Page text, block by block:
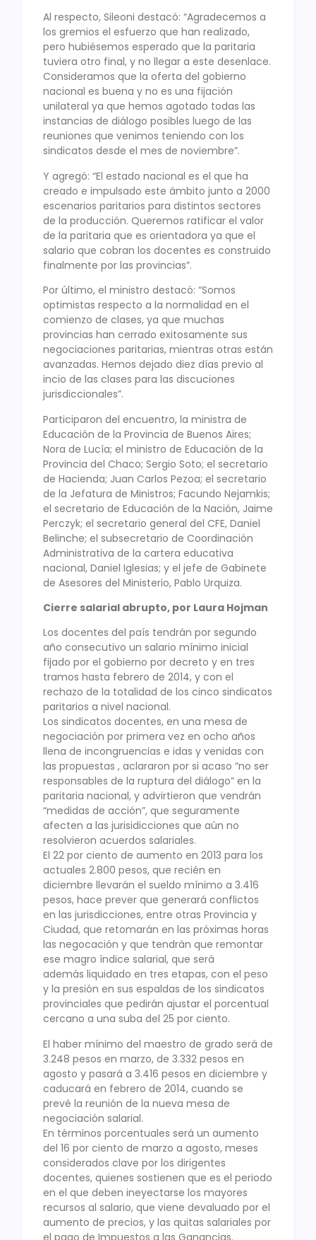
Al respecto, Sileoni destacó: “Agradecemos a
los gremios el esfuerzo que han realizado,
pero hubiésemos esperado que la paritaria
tuviera otro final, y no llegar a este desenlace.
Consideramos que la oferta del gobierno
nacional es buena y no es una fijación
unilateral ya que hemos agotado todas las
instancias de diálogo posibles luego de las
reuniones que venimos teniendo con los
sindicatos desde el mes de noviembre”.
Y agregó: “El estado nacional es el que ha
creado e impulsado este ámbito junto a 2000
escenarios paritarios para distintos sectores
de la producción. Queremos ratificar el valor
de la paritaria que es orientadora ya que el
salario que cobran los docentes es construido
finalmente por las provincias”.
Por último, el ministro destacó: “Somos
optimistas respecto a la normalidad en el
comienzo de clases, ya que muchas
provincias han cerrado exitosamente sus
negociaciones paritarias, mientras otras están
avanzadas. Hemos dejado diez días previo al
incio de las clases para las discuciones
jurisdiccionales”.
Participaron del encuentro, la ministra de
Educación de la Provincia de Buenos Aires;
Nora de Lucía; el ministro de Educación de la
Provincia del Chaco; Sergio Soto; el secretario
de Hacienda; Juan Carlos Pezoa; el secretario
de la Jefatura de Ministros; Facundo Nejamkis;
el secretario de Educación de la Nación, Jaime
Perczyk; el secretario general del CFE, Daniel
Belinche; el subsecretario de Coordinación
Administrativa de la cartera educativa
nacional, Daniel Iglesias; y el jefe de Gabinete
de Asesores del Ministerio, Pablo Urquiza.
Cierre salarial abrupto, por Laura Hojman
Los docentes del país tendrán por segundo
año consecutivo un salario mínimo inicial
fijado por el gobierno por decreto y en tres
tramos hasta febrero de 2014, y con el
rechazo de la totalidad de los cinco sindicatos
paritarios a nivel nacional.
Los sindicatos docentes, en una mesa de
negociación por primera vez en ocho años
llena de incongruencias e idas y venidas con
las propuestas , aclararon por si acaso “no ser
responsables de la ruptura del diálogo” en la
paritaria nacional, y advirtieron que vendrán
“medidas de acción”, que seguramente
afecten a las jurisidicciones que aún no
resolvieron acuerdos salariales.
El 22 por ciento de aumento en 2013 para los
actuales 2.800 pesos, que recién en
diciembre llevarán el sueldo mínimo a 3.416
pesos, hace prever que generará conflictos
en las jurisdicciones, entre otras Provincia y
Ciudad, que retomarán en las próximas horas
las negocación y que tendrán que remontar
ese magro índice salarial, que será
además liquidado en tres etapas, con el peso
y la presión en sus espaldas de los sindicatos
provinciales que pedirán ajustar el porcentual
cercano a una suba del 25 por ciento.
El haber mínimo del maestro de grado será de
3.248 pesos en marzo, de 3.332 pesos en
agosto y pasará a 3.416 pesos en diciembre y
caducará en febrero de 2014, cuando se
prevé la reunión de la nueva mesa de
negociación salarial.
En términos porcentuales será un aumento
del 16 por ciento de marzo a agosto, meses
considerados clave por los dirigentes
docentes, quienes sostienen que es el periodo
en el que deben ineyectarse los mayores
recursos al salario, que viene devaluado por el
aumento de precios, y las quitas salariales por
el pago de Impuestos a las Ganancias.